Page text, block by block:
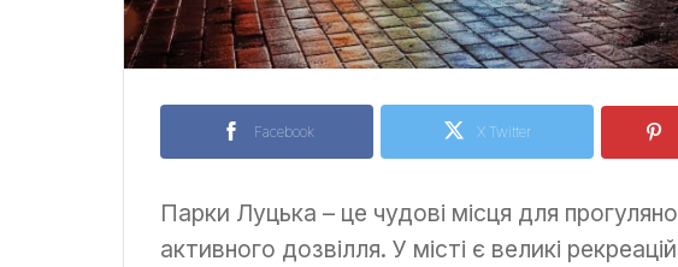
Facebook X Twitter
Парки Луцька – це чудові місця для
активного дозвілля. У місті є великі